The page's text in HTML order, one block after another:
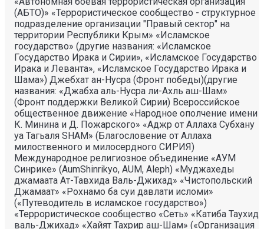
(АБТО)» «Террористическое сообщество - структурное
подразделение организации "Правый сектор" на
территории Республики Крым» «Исламское
государство» (другие названия: «Исламское
Государство Ирака и Сирии», «Исламское Государство
Ирака и Леванта», «Исламское Государство Ирака и
Шама») Джебхат ан-Нусра (Фронт победы)(другие
названия: «Джабха аль-Нусра ли-Ахль аш-Шам»
(Фронт поддержки Великой Сирии) Всероссийское
общественное движение «Народное ополчение имени
К. Минина и Д. Пожарского» «Аджр от Аллаха Субхану
уа Тагьаля SHAM» (Благословение от Аллаха
милоственного и милосердного СИРИЯ)
Международное религиозное объединение «АУМ
Синрике» (AumShinrikyo, AUM, Aleph) «Муджахеды
джамаата Ат-Тавхида Валь-Джихад» «Чистопольский
Джамаат» «Рохнамо ба суи давлати исломи»
(«Путеводитель в исламское государство»)
«Террористическое сообщество «Сеть» «Катиба Таухид
валь-Джихад» «Хайят Тахрир аш-Шам» («Организация